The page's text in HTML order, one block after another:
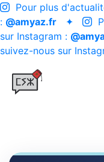
Pour plus
: @amyaz.fr ✦
sur Instagram :
suivez-nous sur